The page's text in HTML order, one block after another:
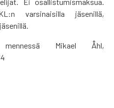
varsinaisilla jäsenillä,
mennessä Mikael Åhl,